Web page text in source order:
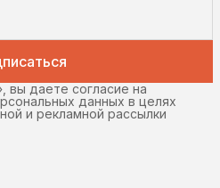
вы даете согласие на
данных в целях
и рекламной рассылки